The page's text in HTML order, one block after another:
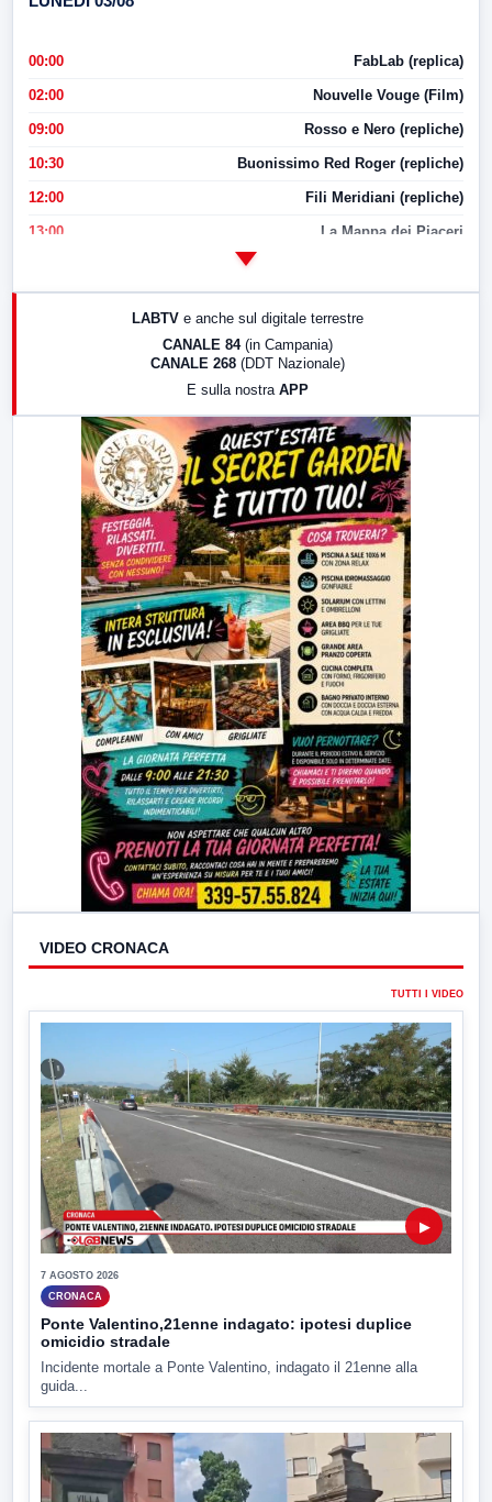
00:00 FabLab (replica)
02:00 Nouvelle Vouge (Film)
09:00 Rosso e Nero (repliche)
10:30 Buonissimo Red Roger (repliche)
12:00 Fili Meridiani (repliche)
13:00 La Mappa dei Piaceri
17:00 LabNews (replica)
LabNews (replica)
LABTV e anche sul digitale terrestre
CANALE 84 (in Campania)
CANALE 268 (DDT Nazionale)
E sulla nostra APP
VIDEO CRONACA
TUTTI I VIDEO
▶
7 AGOSTO 2026
CRONACA
Ponte Valentino,21enne indagato: ipotesi duplice
omicidio stradale
Incidente mortale a Ponte Valentino, indagato il 21enne alla
guida...